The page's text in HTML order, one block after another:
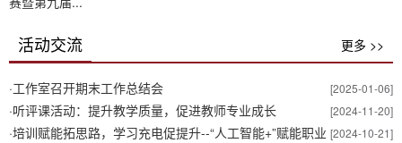
活动交流 更多 >>
[2025-01-06]
·工作室召开期末工作总结会
[2024-11-20]
·听评课活动：提升教学质量，促进教师专业成长
[2024-10-21]
·培训赋能拓思路，学习充电促提升--“人工智能+”赋能职业